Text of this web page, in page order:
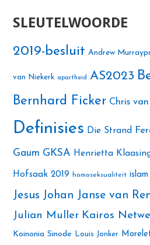
SLEUTELWOORDE
2019-besluit Andrew
van Niekerk apartheid AS2023
Bernhard Ficker Chris
Definisies Die Strand
Gaum GKSA Henrietta
Hofsaak 2019 homoseksualiteit islam
Jesus Johan Janse van
Julian Muller Kairos
Koinonia Sinode Louis Jonker